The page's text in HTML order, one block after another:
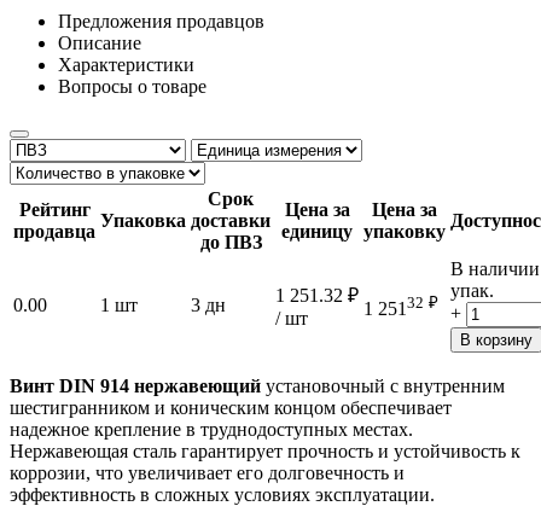
Предложения продавцов
Описание
Характеристики
Вопросы о товаре
Рейтинг
продавца
Упаковка
Срок
доставки
до ПВЗ
Цена за
единицу
Цена за
упаковку
0.00 1 шт 3 дн 1 251.32 ₽
/ шт
1 251 32 ₽
В
упак.
+
В корзину
Винт DIN 914 нержавеющий установочный с внутренним
шестигранником и коническим концом обеспечивает
надежное крепление в труднодоступных местах.
Нержавеющая сталь гарантирует прочность и устойчивость к
коррозии, что увеличивает его долговечность и
эффективность в сложных условиях эксплуатации.